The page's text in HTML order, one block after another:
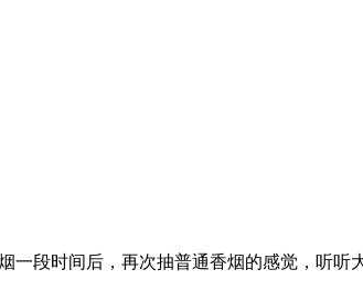
一段时间后，再次抽普通香烟的感觉，听听